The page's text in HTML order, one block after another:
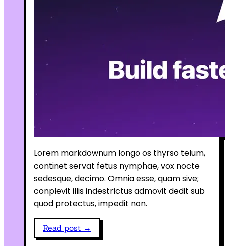
Lorem markdownum longo os thyrso telum,
continet servat fetus nymphae, vox nocte
sedesque, decimo. Omnia esse, quam sive;
conplevit illis indestrictus admovit dedit sub
quod protectus, impedit non.
Read post →